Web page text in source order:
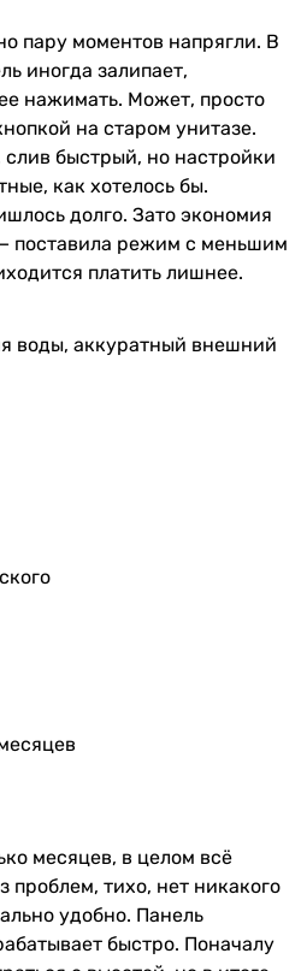
пару моментов напрягли. В
иногда залипает,
нажимать. Может, просто
на старом унитазе.
быстрый, но настройки
как хотелось бы.
долго. Зато экономия
поставила режим с меньшим
платить лишнее.
воды, аккуратный внешний
месяцев, в целом всё
проблем, тихо, нет никакого
удобно. Панель
быстро. Поначалу